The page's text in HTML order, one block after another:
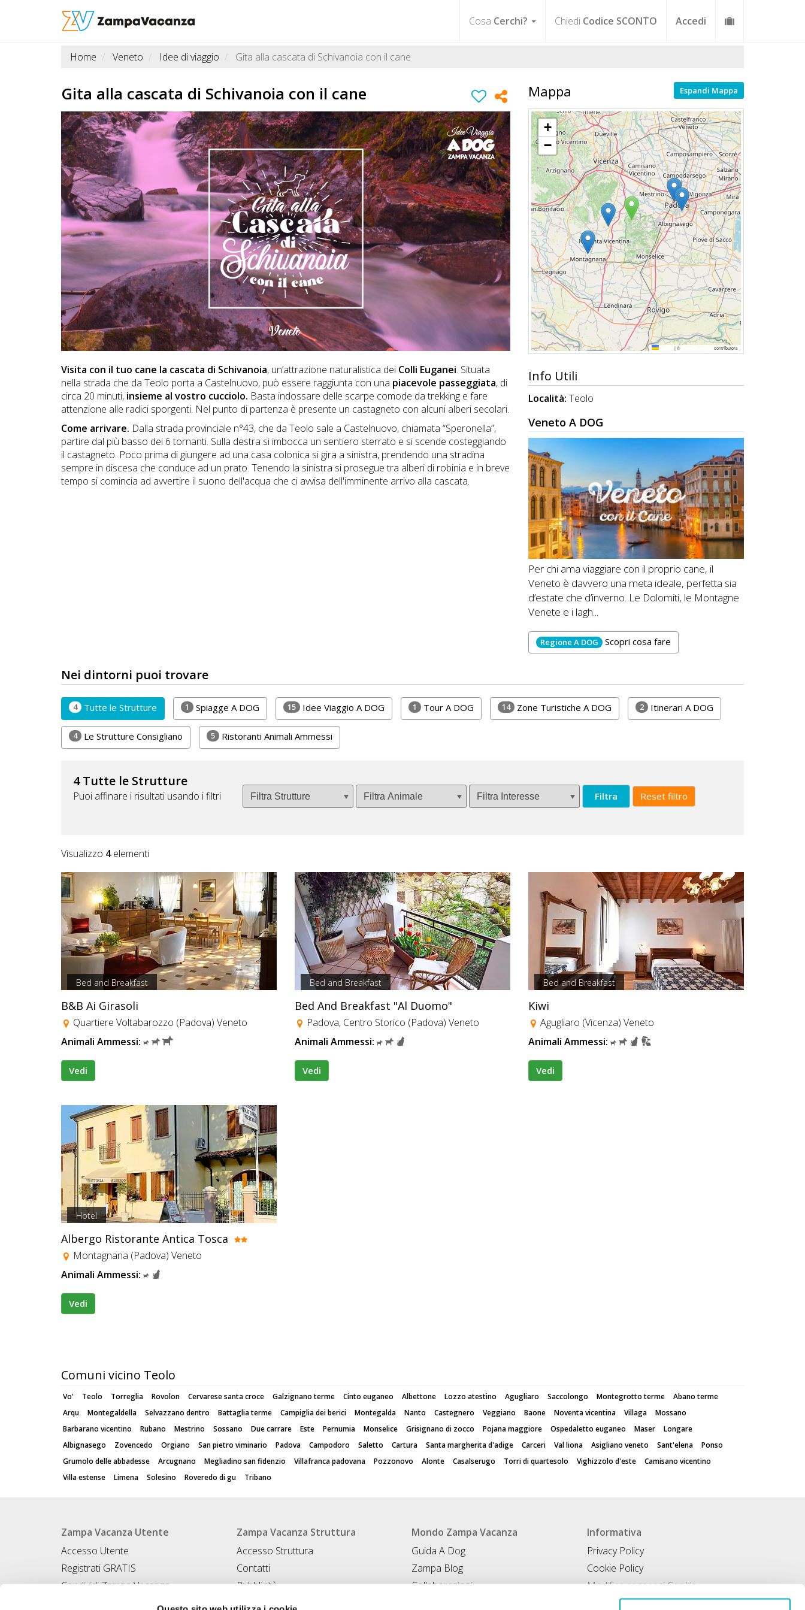
Cosa Cerchi? Chiedi Codice SCONTO Accedi
STRUTTURE
LUOGHI
OFFERTE
CHIEDI
CODICE
SCONTO
Video
Registrati
Home Veneto Idee di viaggio Gita alla cascata di Schivanoia con il cane
Gita alla cascata di Schivanoia con il cane
Visita con il tuo cane la cascata di Schivanoia, un’attrazione naturalistica dei Colli Euganei. Situata
nella strada che da Teolo porta a Castelnuovo, può essere raggiunta con una piacevole passeggiata, di
circa 20 minuti, insieme al vostro cucciolo. Basta indossare delle scarpe comode da trekking e fare
attenzione alle radici sporgenti. Nel punto di partenza è presente un castagneto con alcuni alberi secolari.
Come arrivare. Dalla strada provinciale n°43, che da Teolo sale a Castelnuovo, chiamata “Speronella”,
partire dal più basso dei 6 tornanti. Sulla destra si imbocca un sentiero sterrato e si scende costeggiando
il castagneto. Poco prima di giungere ad una casa colonica si gira a sinistra, prendendo una stradina
sempre in discesa che conduce ad un prato. Tenendo la sinistra si prosegue tra alberi di robinia e in breve
tempo si comincia ad avvertire il suono dell'acqua che ci avvisa dell'imminente arrivo alla cascata.
Mappa Espandi Mappa
+
−
|© contributors
Info Utili
Località: Teolo
Veneto A DOG
Per chi ama viaggiare con il proprio cane, il
Veneto è davvero una meta ideale, perfetta sia
d’estate che d’inverno. Le Dolomiti, le Montagne
Venete e i lagh...
Regione A DOG Scopri cosa fare
Nei dintorni puoi trovare
4 Tutte le Strutture 1 Spiagge A DOG 15 Idee Viaggio A DOG 1 Tour A DOG 14 Zone Turistiche A DOG 2 Itinerari A DOG
4 Le Strutture Consigliano 5 Ristoranti Animali Ammessi
4 Tutte le Strutture
Puoi affinare i risultati usando i filtri Filtra Reset filtro
Visualizzo 4elementi
Bed and Breakfast
B&B Ai Girasoli
Quartiere Voltabarozzo (Padova) Veneto
Animali Ammessi:
Vedi
Bed and Breakfast
Bed And Breakfast "Al Duomo"
Padova, Centro Storico (Padova) Veneto
Animali Ammessi:
Vedi
Bed and Breakfast
Kiwi
Agugliaro (Vicenza) Veneto
Animali Ammessi:
Vedi
Hotel
Albergo Ristorante Antica Tosca
Montagnana (Padova) Veneto
Animali Ammessi:
Vedi
Comuni vicino Teolo
Vo' Teolo Torreglia Rovolon Cervarese santa croce Galzignano terme Cinto euganeo Albettone Lozzo atestino Agugliaro Saccolongo Montegrotto terme
Abano terme
Arqu
Montegaldella Selvazzano dentro Battaglia terme Campiglia dei berici Montegalda Nanto Castegnero Veggiano Baone Noventa vicentina Villaga
Mossano
Barbarano vicentino
Rubano Mestrino Sossano Due carrare Este Pernumia Monselice Grisignano di zocco Pojana maggiore Ospedaletto euganeo Maser
Longare
Albignasego
Zovencedo Orgiano San pietro viminario Padova Campodoro Saletto Cartura Santa margherita d'adige Carceri Val liona Asigliano veneto Sant'elena
Ponso
Grumolo delle abbadesse
Arcugnano Megliadino san fidenzio Villafranca padovana Pozzonovo Alonte Casalserugo Torri di quartesolo Vighizzolo d'este
Camisano vicentino
Villa estense
Limena Solesino Roveredo di gu Tribano
Zampa Vacanza Utente
Accesso Utente
Registrati GRATIS
Condividi Zampa Vacanza
Campagna Contro l'Abbandono
Zampa Vacanza Struttura
Accesso Struttura
Contatti
Pubblicità
Iscrivi Struttura
Mondo Zampa Vacanza
Guida A Dog
Zampa Blog
Collaborazioni
Informativa
Privacy Policy
Cookie Policy
Modifica consensi Cookie
Condizioni di utilizzo